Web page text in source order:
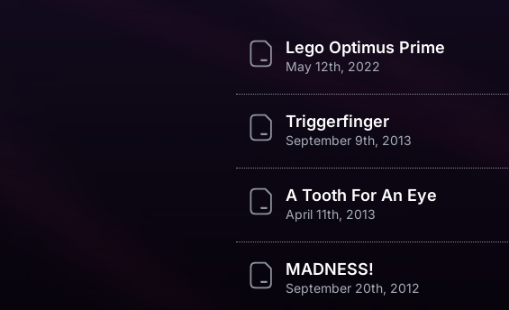
Lego Optimus Prime
May 12th, 2022
Triggerfinger
September 9th, 2013
A Tooth For An Eye
April 11th, 2013
MADNESS!
September 20th, 2012